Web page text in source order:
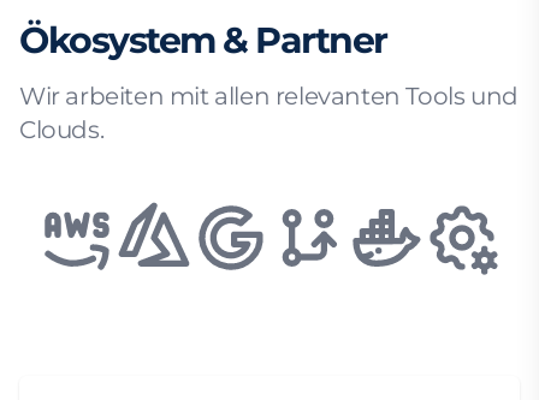
Ökosystem & Partner
Wir arbeiten mit allen relevanten Tools und
Clouds.